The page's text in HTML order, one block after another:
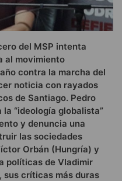
del MSP intenta
al movimiento
contra la marcha del
noticia con rayados
de Santiago. Pedro
“ideología globalista”
y denuncia una
las sociedades
Orbán (Hungría) y
políticas de Vladimir
sus críticas más duras